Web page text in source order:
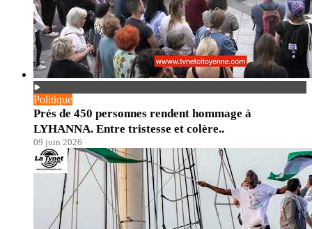
Politique
Prés de 450 personnes rendent hommage à
LYHANNA. Entre tristesse et colère..
09 juin 2026